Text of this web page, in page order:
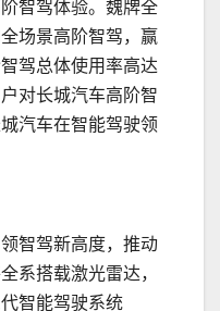
智驾体验。魏牌全
场景高阶智驾，赢
驾总体使用率高达
对长城汽车高阶智
汽车在智能驾驶领
智驾新高度，推动
系搭载激光雷达，
智能驾驶系统